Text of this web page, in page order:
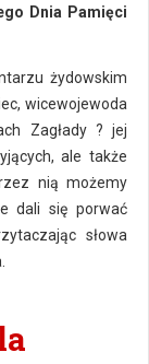
Dnia Pamięci
żydowskim
wicewojewoda
Zagłady ? jej
ale także
nią możemy
dali się porwać
słowa